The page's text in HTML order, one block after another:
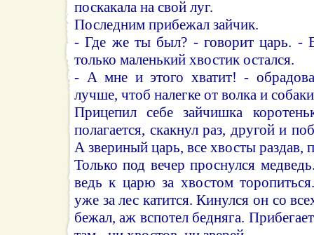
поскакала на свой луг.
Последним прибежал зайчик.
- Где же ты был? - говорит царь. -
только маленький хвостик остался.
- А мне и этого хватит! -
лучше, чтоб налегке от волка и
Прицепил себе зайчишка
полагается, скакнул раз, другой и
А звериный царь, все хвосты раздав,
Только под вечер проснулся
ведь к царю за хвостом
уже за лес катится. Кинулся он со
бежал, аж вспотел бедняга.